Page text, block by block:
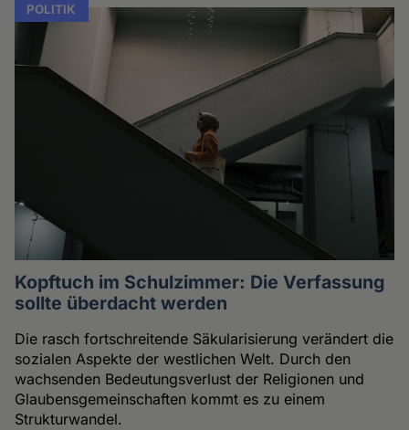
POLITIK
Kopftuch im Schulzimmer: Die Verfassung
sollte überdacht werden
Die rasch fortschreitende Säkularisierung verändert die
sozialen Aspekte der westlichen Welt. Durch den
wachsenden Bedeutungsverlust der Religionen und
Glaubensgemeinschaften kommt es zu einem
Strukturwandel.